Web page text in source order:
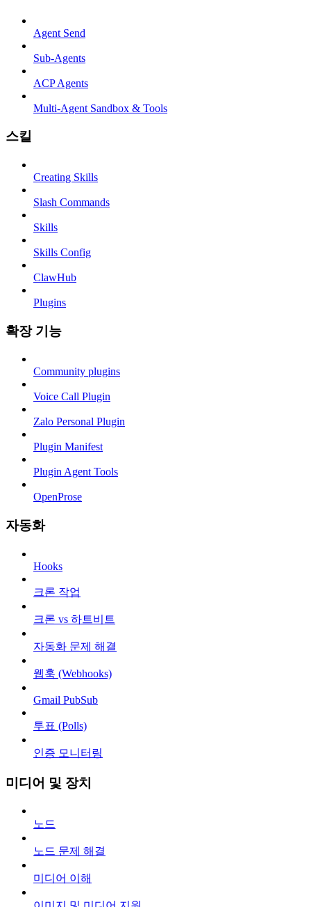
Agent Send
Sub-Agents
ACP Agents
Multi-Agent Sandbox & Tools
스킬
Creating Skills
Slash Commands
Skills
Skills Config
ClawHub
Plugins
확장 기능
Community plugins
Voice Call Plugin
Zalo Personal Plugin
Plugin Manifest
Plugin Agent Tools
OpenProse
자동화
Hooks
크론 작업
크론 vs 하트비트
자동화 문제 해결
웹훅 (Webhooks)
Gmail PubSub
투표 (Polls)
인증 모니터링
미디어 및 장치
노드
노드 문제 해결
미디어 이해